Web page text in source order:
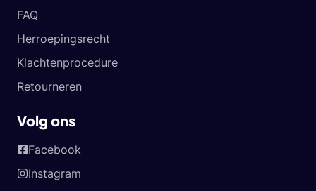
FAQ
Herroepingsrecht
Klachtenprocedure
Retourneren
Volg ons
Facebook
Instagram